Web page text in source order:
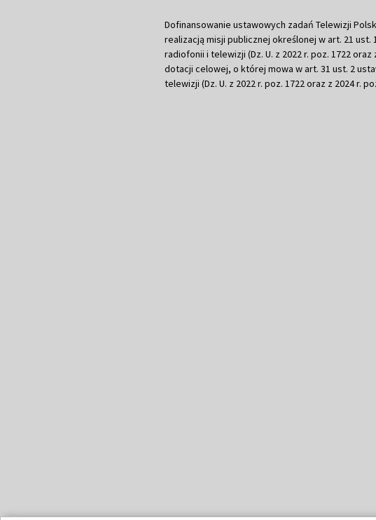
Dofinansowanie ustawowych zadań Telewizji
realizacją misji publicznej określonej w art. 21 ust.
radiofonii i telewizji (Dz. U. z 2022 r. poz. 1722
dotacji celowej, o której mowa w art. 31 ust. 2
telewizji (Dz. U. z 2022 r. poz. 1722 oraz z 2024 r.